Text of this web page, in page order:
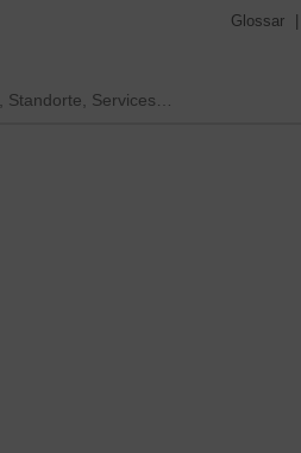
Glossar